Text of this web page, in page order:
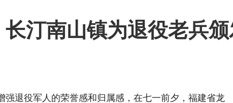
汀南山镇为退役老兵
强退役军人的荣誉感和归属感，在七一前夕，福建省龙